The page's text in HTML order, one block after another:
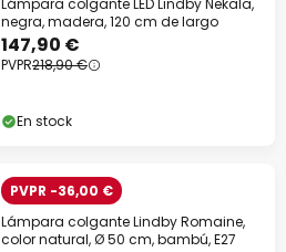
negra, madera, 120 cm de largo
147,90 €
PVPR218,90 €
En stock
PVPR -36,00 €
Lámpara colgante Lindby Romaine,
color natural, Ø 50 cm, bambú, E27